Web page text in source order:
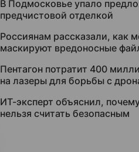
В Подмосковье упало
предчистовой отделкой
Россиянам рассказали, как
маскируют вредоносные
Пентагон потратит 400
на лазеры для борьбы с
ИТ-эксперт объяснил,
нельзя считать безопасным